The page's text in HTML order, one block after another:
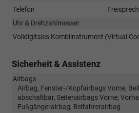
Telefon
Uhr & Drehzahlmesser
Volldigitales Kombiinstrument (Virtual
Sicherheit & Assistenz
Airbags
Airbag, Fenster-/Kopfairbags Vorne,
abschaltbar, Seitenairbags Vorne,
Fußgängerairbag, Beifahrerairbag